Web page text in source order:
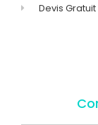
Devis Gratuit